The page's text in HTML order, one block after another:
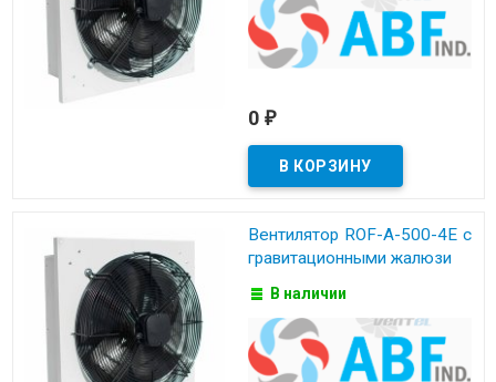
0 ₽
Вентилятор ROF-A-500-4E с
гравитационными жалюзи
В наличии